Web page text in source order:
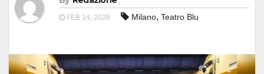
FEB 14, 2026 Milano, Teatro Blu